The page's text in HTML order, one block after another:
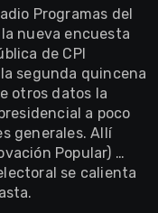
Programas del
nueva encuesta
de CPI
segunda quincena
otros datos la
a poco
generales. Allí
Popular) …
se calienta